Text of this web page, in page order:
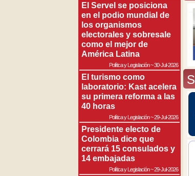
El Servel se posiciona
en el podio mundial de
los organismos
electorales y sobresale
como el mejor de
América Latina
Política y Legislación~30-Jul-2026
El turismo como
laboratorio: Kast acelera
su primera reforma a las
40 horas
Política y Legislación~29-Jul-2026
Presidente electo de
Colombia dice que
cerrará 15 consulados y
14 embajadas
Política y Legislación~29-Jul-2026